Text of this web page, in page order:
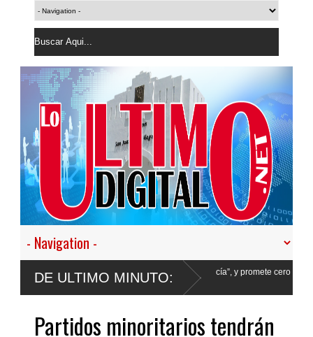
DE ULTIMO MINUTO:
en nuestro empeño de transformar la Policía”, y promete cero impunidad ante
Partidos minoritarios tendrán